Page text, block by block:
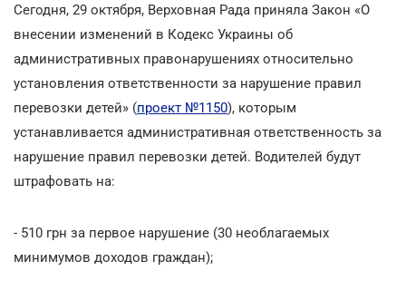
Сегодня, 29 октября, Верховная Рада приняла Закон «О
внесении изменений в Кодекс Украины об
административных правонарушениях относительно
установления ответственности за нарушение правил
перевозки детей» (проект №1150), которым
устанавливается административная ответственность за
нарушение правил перевозки детей. Водителей будут
штрафовать на:
- 510 грн за первое нарушение (30 необлагаемых
минимумов доходов граждан);